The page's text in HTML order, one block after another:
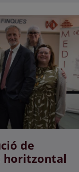
de
horitzontal